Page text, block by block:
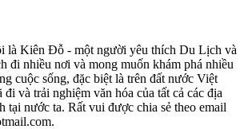
là Kiên Đỗ - một người yêu thích Du Lịch và
đi nhiều nơi và mong muốn khám phá nhiều
cuộc sống, đặc biệt là trên đất nước Việt
và trải nghiệm văn hóa của tất cả các địa
tại nước ta. Rất vui được chia sẻ theo email